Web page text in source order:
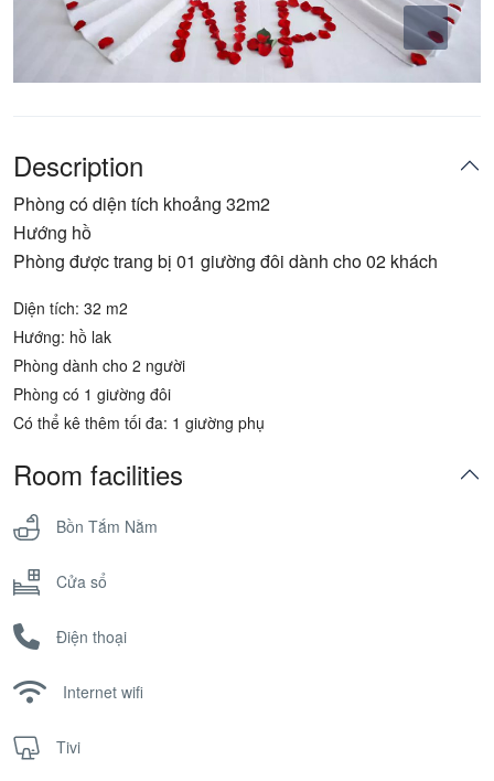
Description
Phòng có diện tích khoảng 32m2
Hướng hồ
Phòng được trang bị 01 giường đôi dành cho 02 khách
Diện tích: 32 m2
Hướng: hồ lak
Phòng dành cho 2 người
Phòng có 1 giường đôi
Có thể kê thêm tối đa: 1 giường phụ
Room facilities
Bồn Tắm Nằm
Cửa sổ
Điện thoại
Internet wifi
Tivi